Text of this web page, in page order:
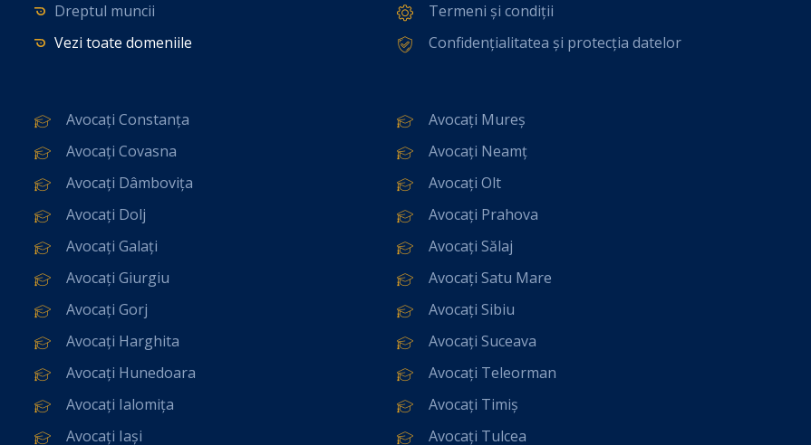
Dreptul muncii
Vezi toate domeniile
Termeni și condiții
Confidențialitatea și protecția datelor
Avocați Constanța
Avocați Covasna
Avocați Dâmbovița
Avocați Dolj
Avocați Galați
Avocați Giurgiu
Avocați Gorj
Avocați Harghita
Avocați Hunedoara
Avocați Ialomița
Avocați Iași
Avocați Mureș
Avocați Neamț
Avocați Olt
Avocați Prahova
Avocați Sălaj
Avocați Satu Mare
Avocați Sibiu
Avocați Suceava
Avocați Teleorman
Avocați Timiș
Avocați Tulcea